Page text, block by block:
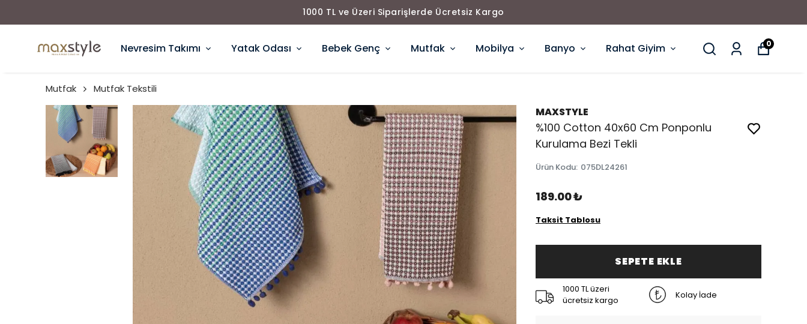
1000 TL ve Üzeri Siparişlerde Ücretsiz Kargo
Nevresim Takımı Yatak Odası Bebek Genç Mutfak Mobilya Banyo Rahat Giyim 0
Mutfak Mutfak Tekstili
MAXSTYLE
%100 Cotton 40x60 Cm Ponponlu
Kurulama Bezi Tekli
Ürün Kodu: 075DL24261
189.00 ₺
Taksit Tablosu
SEPETE EKLE
1000 TL üzeri
ücretsiz kargo
Kolay İade